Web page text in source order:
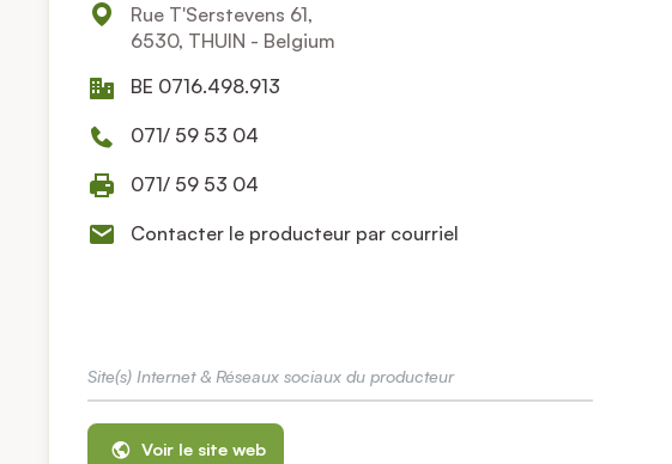
Rue T'Serstevens 61,
6530, THUIN - Belgium
BE 0716.498.913
071/ 59 53 04
071/ 59 53 04
Contacter le producteur par courriel
Site(s) Internet & Réseaux sociaux du producteur
Voir le site web